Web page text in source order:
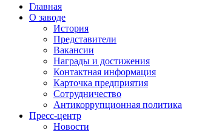
Главная
О заводе
История
Представители
Вакансии
Награды и достижения
Контактная информация
Карточка предприятия
Сотрудничество
Антикоррупционная политика
Пресс-центр
Новости